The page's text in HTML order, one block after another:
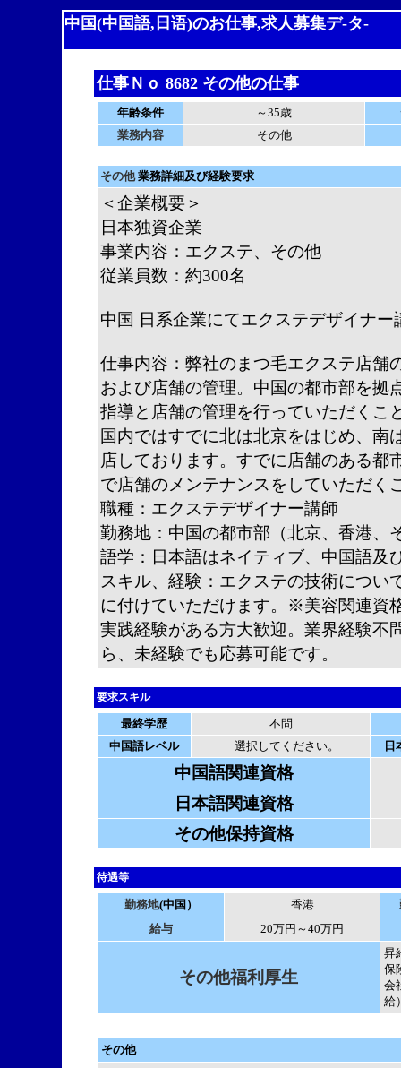
中国(中国語,日语)のお仕事,求人募集デ-タ-
仕事Ｎｏ 8682 その他の仕事
年齢条件 ～35歳
業務内容
その他
その他業務詳細及び経験要求
＜企業概要＞
日本独資企業
事業内容：エクステ、その他
従業員数：約300名
中国 日系企業にてエクステデザイナ
仕事内容：弊社のまつ毛エクステ店舗
および店舗の管理。中国の都市部を拠
指導と店舗の管理を行っていただくこ
国内ではすでに北は北京をはじめ、南
店しております。すでに店舗のある都
で店舗のメンテナンスをしていただく
職種：エクステデザイナー講師
勤務地：中国の都市部（北京、香港、
語学：日本語はネイティブ、中国語及
スキル、経験：エクステの技術につい
に付けていただけます。※美容関連資
実践経験がある方大歓迎。業界経験不
ら、未経験でも応募可能です。
要求スキル
最終学歴
不問
中国語レベル
選択してください。 日
中国語関連資格
日本語関連資格
その他保持資格
待遇等
勤務地(中国） 香港
給与
20万円～40万円
その他福利厚生
昇
保
会
給
その他